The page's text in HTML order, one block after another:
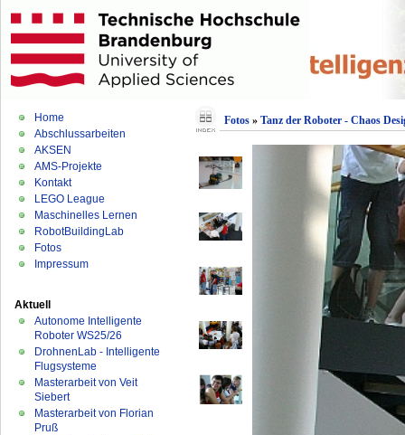
Home
Abschlussarbeiten
AKSEN
AMS-Projekte
Kontakt
LEGO League
Maschinelles Lernen
RobotBuildingLab
Fotos
Impressum
Aktuell
Autonome Intelligente
Roboter WS25/26
DrohnenLab - Intelligente
Flugsysteme
Masterarbeit von Veit
Siebert
Masterarbeit von Florian
Pruß
Fotos» Tanz der Roboter - Chaos